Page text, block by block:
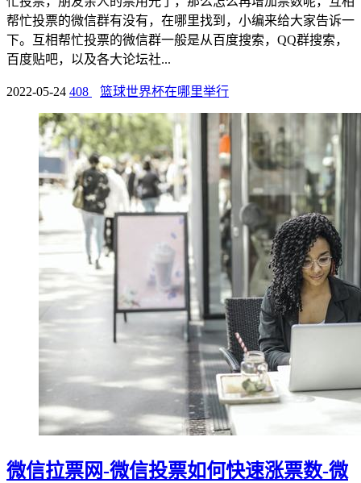
帮忙投票的微信群有没有，在哪里找到，小编来给大家告诉一
下。互相帮忙投票的微信群一般是从百度搜索，QQ群搜索，
百度贴吧，以及各大论坛社...
2022-05-24 408 篮球世界杯在哪里举行
微信拉票网-微信投票如何快速涨票数-微